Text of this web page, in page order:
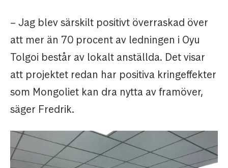
– Jag blev särskilt positivt överraskad över
att mer än 70 procent av ledningen i Oyu
Tolgoi består av lokalt anställda. Det visar
att projektet redan har positiva kringeffekter
som Mongoliet kan dra nytta av framöver,
säger Fredrik.